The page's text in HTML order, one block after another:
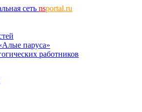
сеть nsportal.ru
паруса»
работников